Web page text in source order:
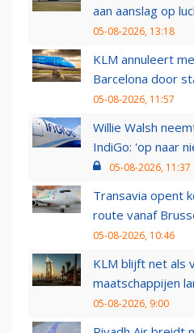
aan aanslag op
05-08-2026, 13:18
KLM annuleert
Barcelona door
05-08-2026, 11:57
Willie Walsh
IndiGo: 'op naar
05-08-2026, 11:37
Transavia opent
route vanaf
05-08-2026, 10:46
KLM blijft net als
maatschappijen
05-08-2026, 9:00